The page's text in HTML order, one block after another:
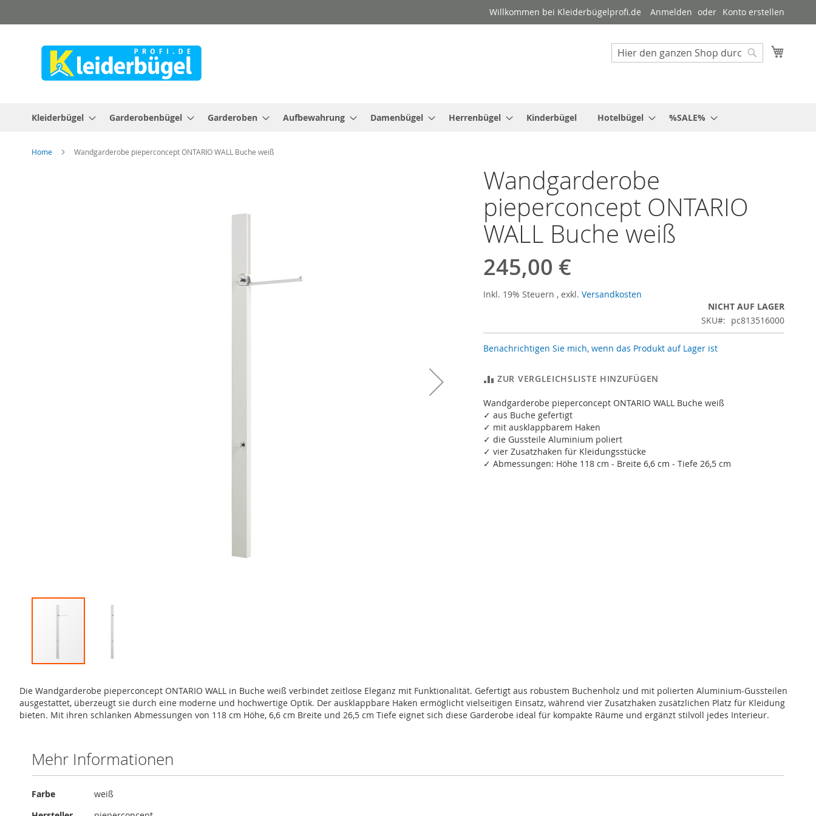
zum
Willkommen bei Kleiderbügelprofi.de Anmelden Konto erstellen
Suche
Kleiderbügel Garderobenbügel Garderoben Aufbewahrung Damenbügel Herrenbügel Kinderbügel Hotelbügel %SALE%
Home Wandgarderobe pieperconcept ONTARIO WALL Buche weiß
Wandgarderobe
pieperconcept ONTARIO
WALL Buche weiß
245,00 €
Inkl. 19% Steuern , exkl. Versandkosten
NICHT AUF LAGER
SKU
pc813516000
Benachrichtigen Sie mich, wenn das Produkt auf Lager ist
ZUR VERGLEICHSLISTE HINZUFÜGEN
Wandgarderobe pieperconcept ONTARIO WALL Buche weiß
✓ aus Buche gefertigt
✓ mit ausklappbarem Haken
✓ die Gussteile Aluminium poliert
✓ vier Zusatzhaken für Kleidungsstücke
✓ Abmessungen: Höhe 118 cm - Breite 6,6 cm - Tiefe 26,5 cm
der
Bildergalerie
springen
Die Wandgarderobe pieperconcept ONTARIO WALL in Buche weiß verbindet zeitlose Eleganz mit Funktionalität. Gefertigt aus robustem Buchenholz und mit polierten Aluminium-Gussteilen
ausgestattet, überzeugt sie durch eine moderne und hochwertige Optik. Der ausklappbare Haken ermöglicht vielseitigen Einsatz, während vier Zusatzhaken zusätzlichen Platz für Kleidung
bieten. Mit ihren schlanken Abmessungen von 118 cm Höhe, 6,6 cm Breite und 26,5 cm Tiefe eignet sich diese Garderobe ideal für kompakte Räume und ergänzt stilvoll jedes Interieur.
Mehr Informationen
Mehr
Farbe
weiß